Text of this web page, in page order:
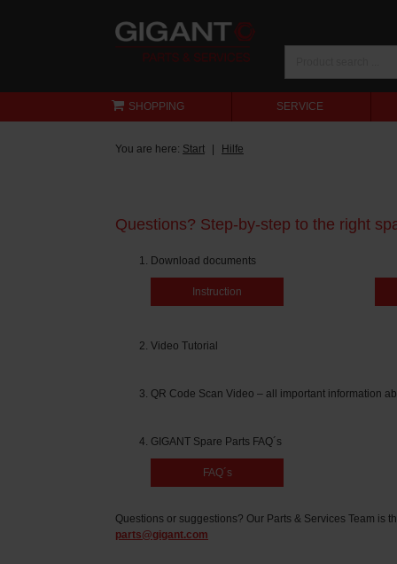
SHOPPING SERVICE
You are here: Start Hilfe
Questions? Step-by-step to the right
Download documents
Instruction
Video Tutorial
QR Code Scan Video – all important information
GIGANT Spare Parts FAQ´s
FAQ´s
Questions or suggestions? Our Parts & Services Team is
parts@gigant.com